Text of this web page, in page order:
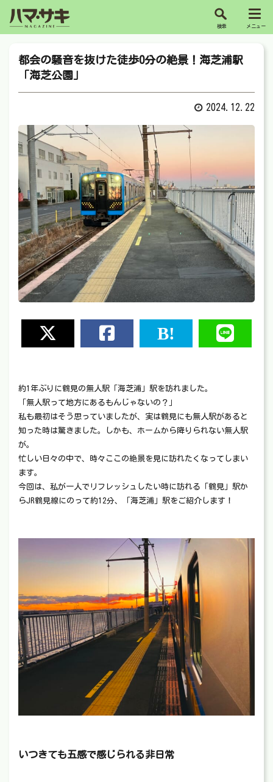
都会の騒音を抜けた徒歩0分の絶景！海芝浦駅
「海芝公園」
2024.12.22
約1年ぶりに鶴見の無人駅「海芝浦」駅を訪れました。
「無人駅って地方にあるもんじゃないの？」
私も最初はそう思っていましたが、実は鶴見にも無人駅があると
知った時は驚きました。しかも、ホームから降りられない無人駅
が。
忙しい日々の中で、時々ここの絶景を見に訪れたくなってしまい
ます。
今回は、私が一人でリフレッシュしたい時に訪れる「鶴見」駅か
らJR鶴見線にのって約12分、「海芝浦」駅をご紹介します！
いつきても五感で感じられる非日常